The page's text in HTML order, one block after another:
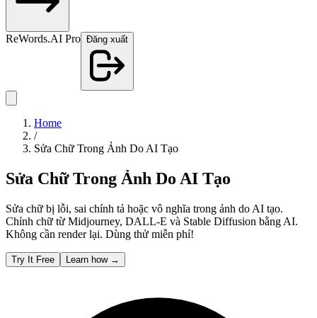
ReWords.AI Pro Đăng xuất
Home
/
Sửa Chữ Trong Ảnh Do AI Tạo
Sửa Chữ Trong Ảnh Do AI Tạo
Sửa chữ bị lỗi, sai chính tả hoặc vô nghĩa trong ảnh do AI tạo.
Chỉnh chữ từ Midjourney, DALL-E và Stable Diffusion bằng AI.
Không cần render lại. Dùng thử miễn phí!
Try It Free Learn how →